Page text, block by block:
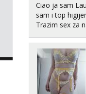
Lili
Ciao ja sam
sam i top
Trazim sex za nagradu Radim
neljubim